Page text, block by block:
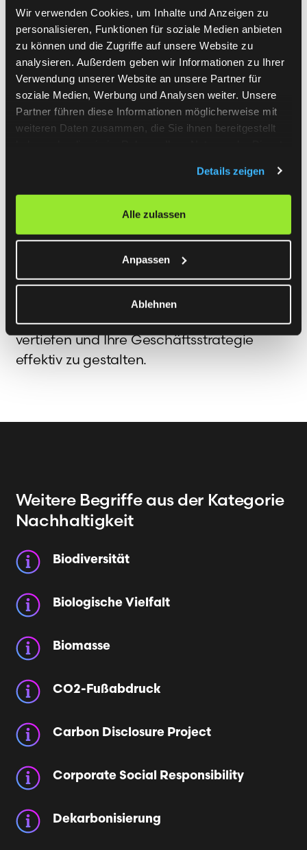
Wir verwenden Cookies, um Inhalte und Anzeigen zu
personalisieren, Funktionen für soziale Medien anbieten
zu können und die Zugriffe auf unsere Website zu
analysieren. Außerdem geben wir Informationen zu Ihrer
Verwendung unserer Website an unsere Partner für
soziale Medien, Werbung und Analysen weiter. Unsere
Partner führen diese Informationen möglicherweise mit
weiteren Daten zusammen, die Sie ihnen bereitgestellt
Details zeigen
Alle zulassen
Anpassen
Ablehnen
adaptieren und auf die eigenen Bedürfnisse
zuzuschneiden.
MORGENGlossar
Leitfaden für Begriffe, Methoden und KPIs,
die für Geschäftsmodelle und
Digitalisierung wesentlich sind. Von
Kundenzentrierung bis hin zu spezifischen
Messgrößen - wir haben alles abgedeckt,
um Sie auf Ihrem Weg durch die digitale
Transformation zu unterstützen. Nutzen Sie
dieses Glossar, um Ihr Verständnis zu
vertiefen und Ihre Geschäftsstrategie
effektiv zu gestalten.
Weitere Begriffeaus der Kategorie
Nachhaltigkeit
Biodiversität
Biologische Vielfalt
Biomasse
CO2-Fußabdruck
Carbon Disclosure Project
Corporate Social Responsibility
Dekarbonisierung